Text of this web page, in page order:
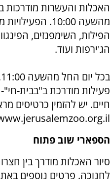
האכלות והעשרות מודרכות
מהשעה 10:00.
הפילות, השימפנזים,
הג'ירפות ועוד.
פעילות מודרכת ב"בבית-
חיים. יש להזמין כרטיסים
הספארי שוב פתוח
סיור האכלות מודרך בין
לחנוכה. פרטים נוספים